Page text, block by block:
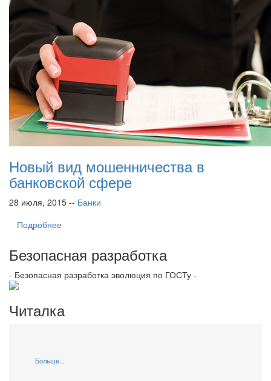
Новый вид мошенничества в
банковской сфере
28 июля, 2015 -- Банки
Подробнее
Безопасная разработка
- Безопасная разработка эволюция по ГОСТу -
Читалка
Больше...